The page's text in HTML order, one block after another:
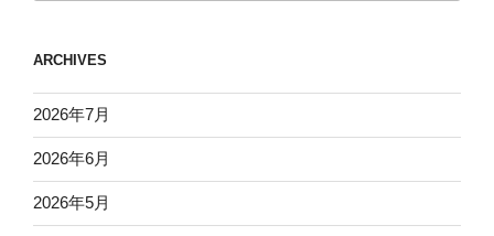
ARCHIVES
2026年7月
2026年6月
2026年5月